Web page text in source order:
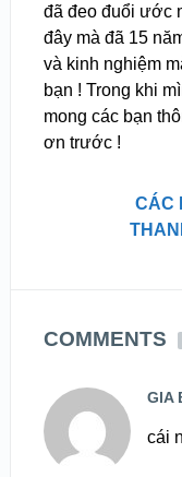
đã đeo đuổi ước
đây mà đã 15
và kinh nghiệm
bạn ! Trong khi
mong các bạn
ơn trước !
CÁC
COMMENTS
GIA
cái